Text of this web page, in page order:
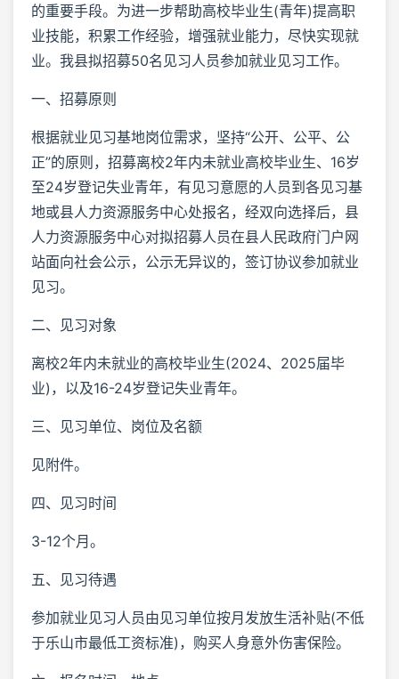
的重要手段。为进一步帮助高校毕业生(青年)提高职
业技能，积累工作经验，增强就业能力，尽快实现就
业。我县拟招募50名见习人员参加就业见习工作。
一、招募原则
根据就业见习基地岗位需求，坚持“公开、公平、公
正”的原则，招募离校2年内未就业高校毕业生、16岁
至24岁登记失业青年，有见习意愿的人员到各见习基
地或县人力资源服务中心处报名，经双向选择后，县
人力资源服务中心对拟招募人员在县人民政府门户网
站面向社会公示，公示无异议的，签订协议参加就业
见习。
二、见习对象
离校2年内未就业的高校毕业生(2024、2025届毕
业)，以及16-24岁登记失业青年。
三、见习单位、岗位及名额
见附件。
四、见习时间
3-12个月。
五、见习待遇
参加就业见习人员由见习单位按月发放生活补贴(不低
于乐山市最低工资标准)，购买人身意外伤害保险。